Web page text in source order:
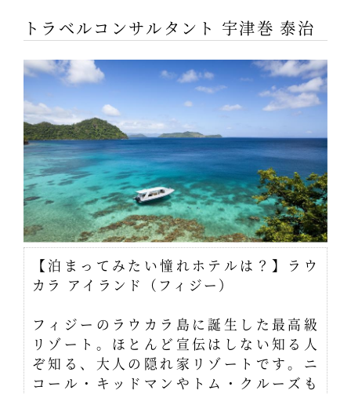
トラベルコンサルタント 宇津巻 泰治
【泊まってみたい憧れホテルは？】ラウ
カラ アイランド（フィジー）
フィジーのラウカラ島に誕生した最高級
リゾート。ほとんど宣伝はしない知る人
ぞ知る、大人の隠れ家リゾートです。ニ
コール・キッドマンやトム・クルーズも